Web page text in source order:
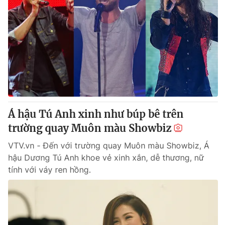
Theo dõi báo trên
Cơ quan chủ quản:
Đài Truyền hình Việt Nam
Cơ quan báo chí: Thời báo VTV
Giấy phép hoạt động báo in và báo điện tử số 483/GP-BTTTT
cấp ngày 29/12/2023
Tổng Biên tập:Vũ Thanh Thủy
Phó Tổng Biên tập:Nguyễn Thị Mỹ Hạnh, Phạm Quốc Thắng,
Nguyễn Trọng Ninh
Tổng đài VTV:
024.38 355 931 - 024.38 355 932
Ðiện thoại Thời báo VTV: 024.66 897 897
Email:toasoan@vtv.vn
Liên hệ quảng cáo:024-7300.7108
Á hậu Tú Anh xinh như búp bê trên
trường quay Muôn màu Showbiz
VTV.vn - Đến với trường quay Muôn màu Showbiz, Á
hậu Dương Tú Anh khoe vẻ xinh xắn, dễ thương, nữ
tính với váy ren hồng.